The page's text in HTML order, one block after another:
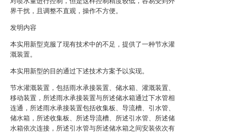
界干扰，且调整不直观，操作不方便。
发明内容
本实用新型克服了现有技术中的不足，提供了一种节水灌
溉装置。
本实用新型的目的通过下述技术方案予以实现。
节水灌溉装置，包括雨水承接装置、储水箱、灌溉装置、
移动装置，所述雨水承接装置与所述储水箱通过下水管相
连通，所述雨水承接装置包括收集板、导流槽、引水管、
储水箱，所述收集板、所述导流槽、所述引水管、所述储
水箱依次连接，所述引水管与所述储水箱之间安装依次有